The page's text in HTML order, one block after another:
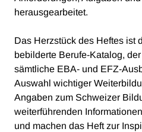
herausgearbeitet.
Das Herzstück des Heftes ist
bebilderte Berufe-Katalog,
sämtliche EBA- und EFZ-
Auswahl wichtiger
Angaben zum Schweizer
weiterführenden
und machen das Heft zur